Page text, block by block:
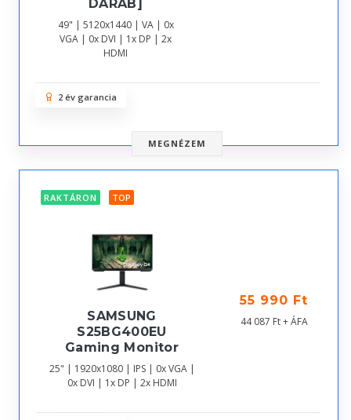
DARAB]
49" | 5120x1440 | VA | 0x
VGA | 0x DVI | 1x DP | 2x
HDMI
2 év garancia
MEGNÉZEM
RAKTÁRON TOP
SAMSUNG
S25BG400EU
Gaming Monitor
25" | 1920x1080 | IPS | 0x VGA |
0x DVI | 1x DP | 2x HDMI
55 990 Ft
44 087 Ft + ÁFA